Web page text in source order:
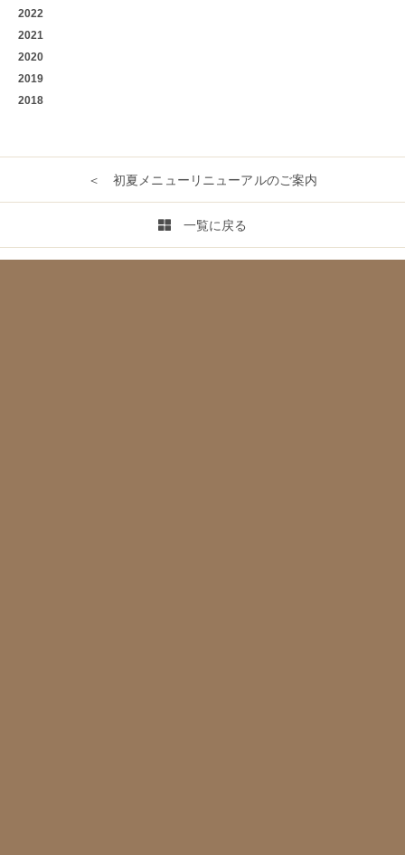
2022
2021
2020
2019
2018
＜ 初夏メニューリニューアルのご案内
一覧に戻る